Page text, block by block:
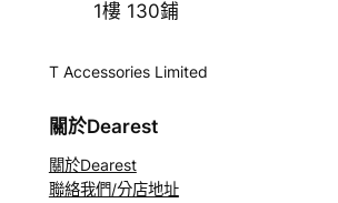
1樓 130鋪
T Accessories Limited
關於Dearest
關於Dearest
聯絡我們/分店地址